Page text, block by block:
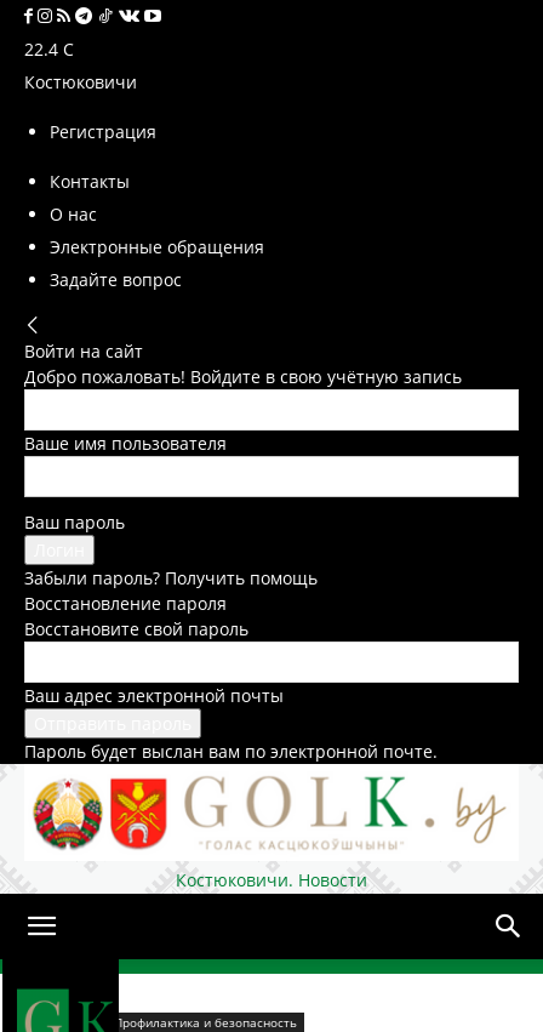
22.4 C
Костюковичи
Регистрация
Контакты
О нас
Электронные обращения
Задайте вопрос
Войти на сайт
Добро пожаловать! Войдите в свою учётную запись
Ваше имя пользователя
Ваш пароль
Забыли пароль? Получить помощь
Восстановление пароля
Восстановите свой пароль
Ваш адрес электронной почты
Пароль будет выслан вам по электронной почте.
Костюковичи. Новости
Домой
Общество Профилактика и безопасность